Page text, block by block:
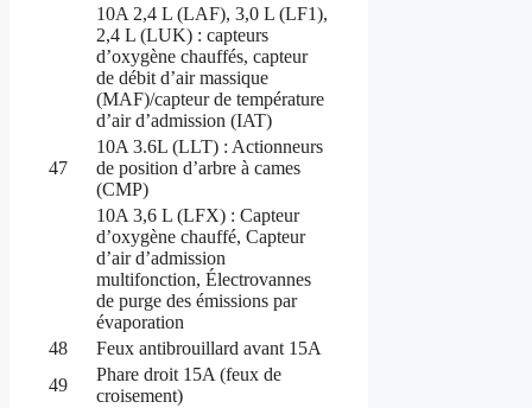
47
10A 2,4 L (LAF), 3,0 L (LF1),
2,4 L (LUK) : capteurs
d’oxygène chauffés, capteur
de débit d’air massique
(MAF)/capteur de température
d’air d’admission (IAT)
10A 3.6L (LLT) : Actionneurs
de position d’arbre à cames
(CMP)
10A 3,6 L (LFX) : Capteur
d’oxygène chauffé, Capteur
d’air d’admission
multifonction, Électrovannes
de purge des émissions par
évaporation
48
Feux antibrouillard avant 15A
49
Phare droit 15A (feux de
croisement)